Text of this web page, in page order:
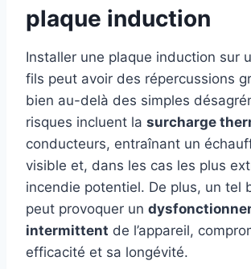
plaque induction
Installer une plaque induction sur
fils peut avoir des répercussions
bien au-delà des simples
risques incluent la surcharge
conducteurs, entraînant un
visible et, dans les cas les plus
incendie potentiel. De plus, un tel
peut provoquer un
intermittent de l’appareil,
efficacité et sa longévité.